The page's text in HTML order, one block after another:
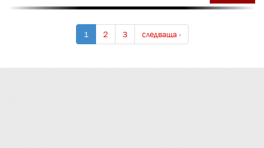
1 2 3 следваща ›